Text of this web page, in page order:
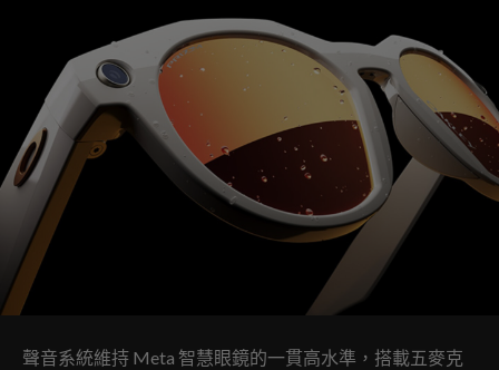
聲音系統維持 Meta 智慧眼鏡的一貫高水準，搭載五麥克